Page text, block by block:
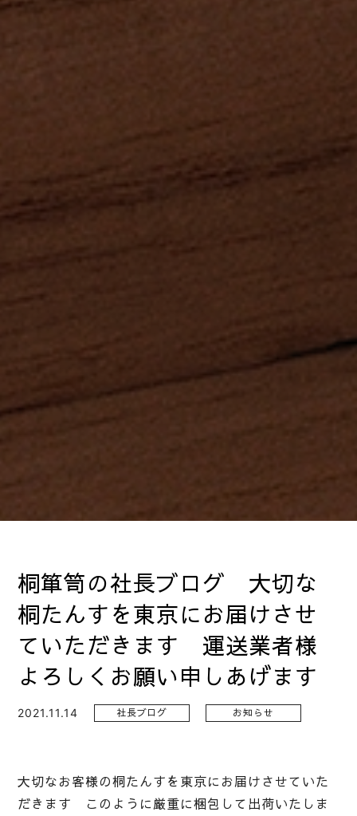
桐箪笥の社長ブログ 大切な
桐たんすを東京にお届けさせ
ていただきます 運送業者様
よろしくお願い申しあげます
2021.11.14 社長ブログ お知らせ
大切なお客様の桐たんすを東京にお届けさせていた
だきます このように厳重に梱包して出荷いたしま